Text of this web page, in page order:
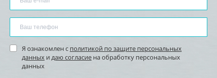
Я ознакомлен с политикой по защите персональных
данных и даю согласие на обработку персональных
данных